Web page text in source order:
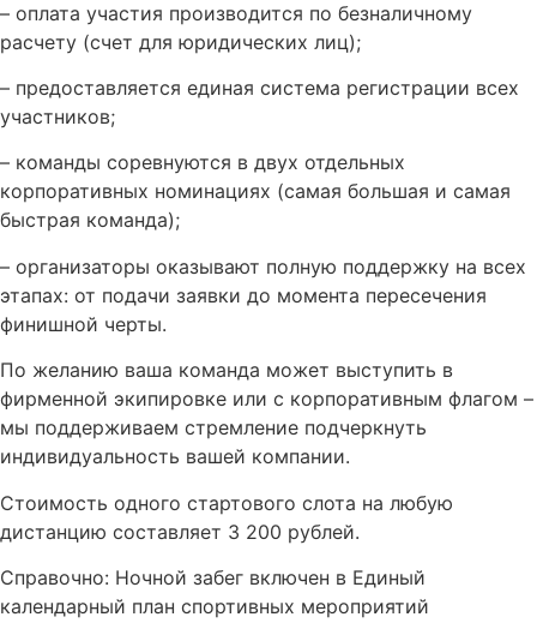
– оплата участия производится по безналичному
расчету (счет для юридических лиц);
– предоставляется единая система регистрации всех
участников;
– команды соревнуются в двух отдельных
корпоративных номинациях (самая большая и самая
быстрая команда);
– организаторы оказывают полную поддержку на всех
этапах: от подачи заявки до момента пересечения
финишной черты.
По желанию ваша команда может выступить в
фирменной экипировке или с корпоративным флагом –
мы поддерживаем стремление подчеркнуть
индивидуальность вашей компании.
Стоимость одного стартового слота на любую
дистанцию составляет 3 200 рублей.
Справочно: Ночной забег включен в Единый
календарный план спортивных мероприятий